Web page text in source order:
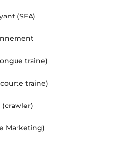
(SEA)
traine)
traine)
(crawler)
Marketing)